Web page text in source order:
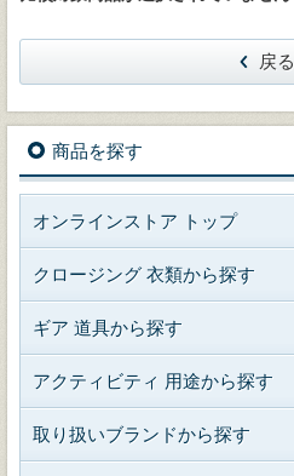
戻る
商品を探す
オンラインストア トップ
クロージング 衣類から探す
ギア 道具から探す
アクティビティ 用途から探す
取り扱いブランドから探す